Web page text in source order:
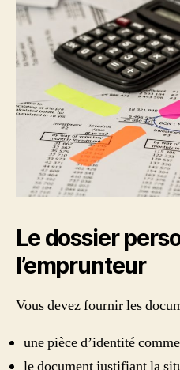
Le dossier
l’emprunteur
Vous devez fournir les
une pièce d’identité